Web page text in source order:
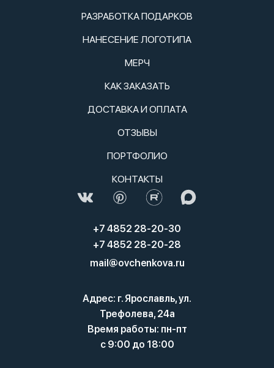
РАЗРАБОТКА ПОДАРКОВ
НАНЕСЕНИЕ ЛОГОТИПА
МЕРЧ
КАК ЗАКАЗАТЬ
ДОСТАВКА И ОПЛАТА
ОТЗЫВЫ
ПОРТФОЛИО
КОНТАКТЫ
+7 4852 28-20-30
+7 4852 28-20-28
mail@ovchenkova.ru
Адрес: г. Ярославль, ул.
Трефолева, 24а
Время работы: пн-пт
с 9:00 до 18:00